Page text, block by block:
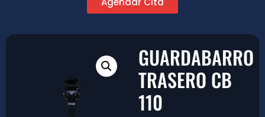
GUARDABARRO
TRASERO CB
110